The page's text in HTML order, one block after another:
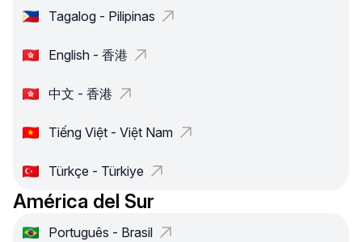
Tagalog - Pilipinas
English - 香港
中文 - 香港
Tiếng Việt - Việt Nam
Türkçe - Türkiye
América del Sur
Português - Brasil